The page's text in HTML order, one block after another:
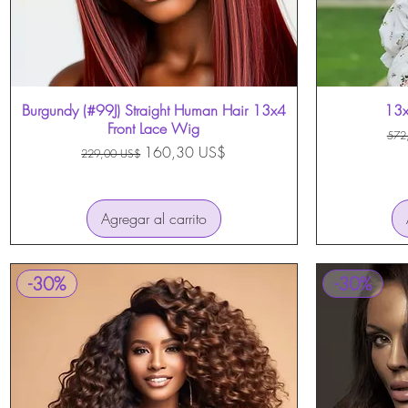
Vista rápida
Burgundy (#99J) Straight Human Hair 13x4
Front Lace Wig
Precio
229,00 US$ Precio de oferta
160,30 US$
Agregar al carrito
-30% -30%